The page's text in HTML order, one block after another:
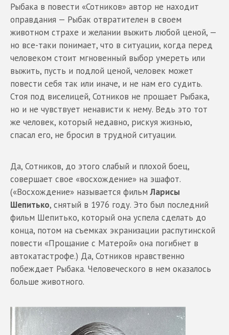
Рыбака в повести «Сотников» автор не находит
оправдания — Рыбак отвратителен в своем
животном страхе и желании выжить любой ценой, —
но все-таки понимает, что в ситуации, когда перед
человеком стоит мгновенный выбор умереть или
выжить, пусть и подлой ценой, человек может
повести себя так или иначе, и не нам его судить.
Стоя под виселицей, Сотников не прощает Рыбака,
но и не чувствует ненависти к нему. Ведь это тот
же человек, который недавно, рискуя жизнью,
спасал его, не бросил в трудной ситуации.
Да, Сотников, до этого слабый и плохой боец,
совершает свое «восхождение» на эшафот.
(«Восхождение» называется фильмЛарисы
Шепитько, снятый в 1976 году. Это был последний
фильм Шепитько, который она успела сделать до
конца, потом на съемках экранизации распутинской
повести «Прощание с Матерой» она погибнет в
автокатастрофе.) Да, Сотников нравственно
побеждает Рыбака. Человеческого в нем оказалось
больше животного.